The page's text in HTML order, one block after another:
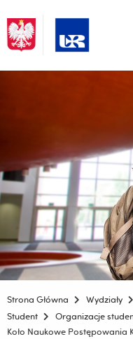
Strona Główna Wydziały
Student
Organizacje
Koło Naukowe